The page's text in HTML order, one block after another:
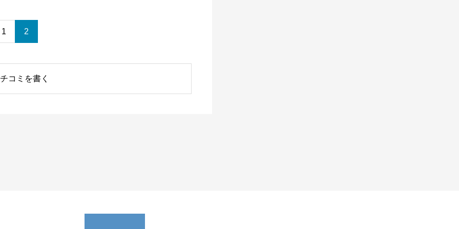
1 2
コミを書く